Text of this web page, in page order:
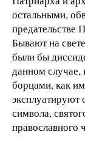
остальными,
предательстве
Бывают на
были бы
данном случае,
борцами, как
эксплуатируют
символа,
православного